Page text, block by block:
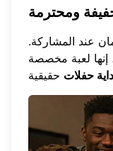
خفيفة ومحترمة
عند المشاركة.
إنها لعبة مخصصة
حفلات